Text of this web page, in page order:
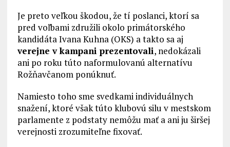
Je preto veľkou škodou, že tí poslanci, ktorí sa
pred voľbami združili okolo primátorského
kandidáta Ivana Kuhna (OKS) a takto sa aj
verejne v kampani prezentovali, nedokázali
ani po roku túto naformulovanú alternatívu
Rožňavčanom ponúknuť.
Namiesto toho sme svedkami individuálnych
snažení, ktoré však túto klubovú silu v mestskom
parlamente z podstaty nemôžu mať a ani ju širšej
verejnosti zrozumiteľne fixovať.